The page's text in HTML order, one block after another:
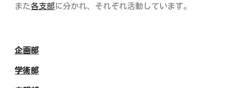
また各支部に分かれ、それぞれ活動しています。
企画部
学術部